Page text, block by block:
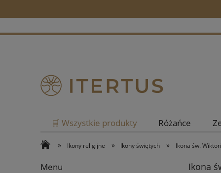
🛒 Wszystkie produkty Różańce
» Ikony religijne » Ikony świętych » Ikona św.
Menu Ikona